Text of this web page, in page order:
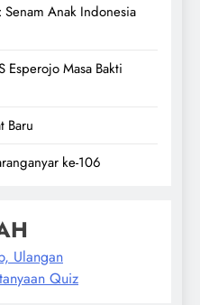
Senam Anak Indonesia
Esperojo Masa Bakti
Baru
ke-106
Ulangan
Quiz